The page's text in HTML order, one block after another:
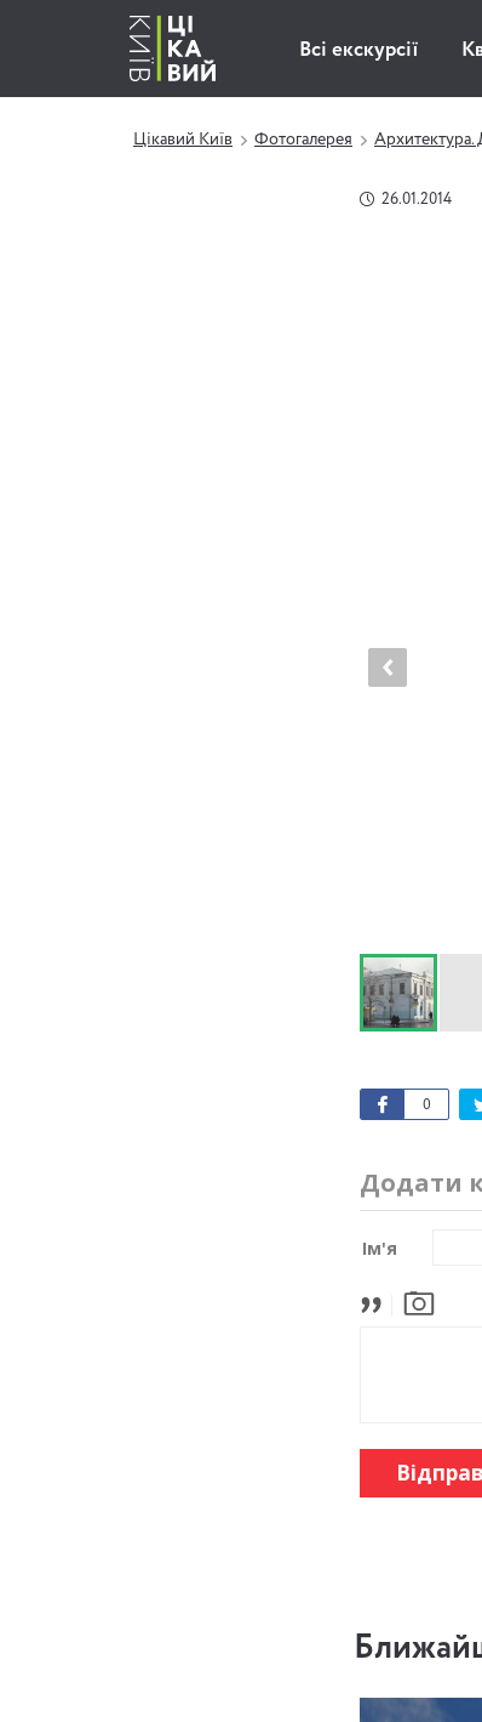
Всі екскурсії
Цікавий Київ Фотогалерея Архитектура.
26.01.2014
0
Додати
Ім'я